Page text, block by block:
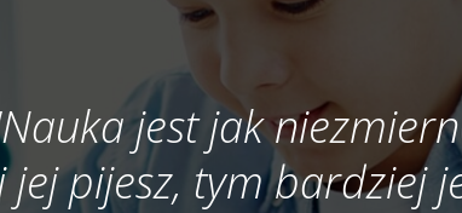
jest jak
jej pijesz, tym bardziej